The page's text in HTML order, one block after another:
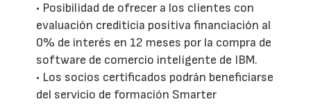
• Posibilidad de ofrecer a los clientes con
evaluación crediticia positiva financiación al
0% de interés en 12 meses por la compra de
software de comercio inteligente de IBM.
• Los socios certificados podrán beneficiarse
del servicio de formación Smarter